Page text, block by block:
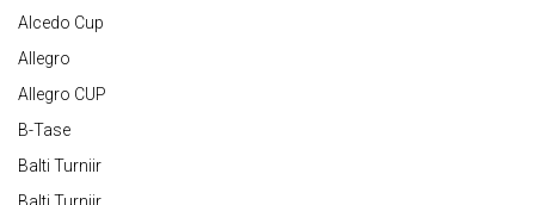
Alcedo Cup
Allegro
Allegro CUP
B-Tase
Balti Turniir